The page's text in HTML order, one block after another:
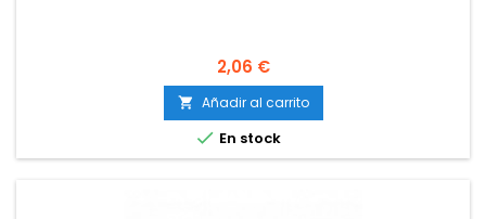
Precio
2,06 €
 Añadir al carrito
 En stock